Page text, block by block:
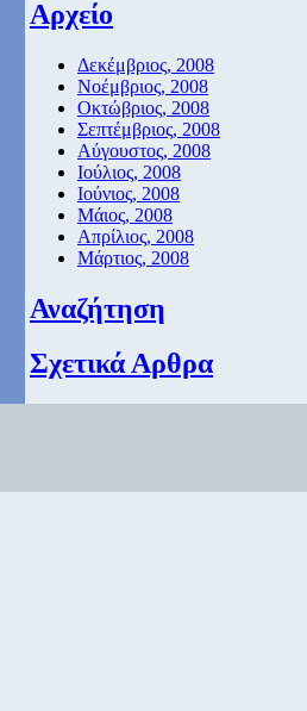
Αρχείο
Δεκέμβριος, 2008
Νοέμβριος, 2008
Οκτώβριος, 2008
Σεπτέμβριος, 2008
Αύγουστος, 2008
Ιούλιος, 2008
Ιούνιος, 2008
Μάιος, 2008
Απρίλιος, 2008
Μάρτιος, 2008
Αναζήτηση
Σχετικά Αρθρα